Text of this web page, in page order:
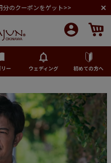
分のクーポンをゲット>>
ー ウェディング 初めての方へ